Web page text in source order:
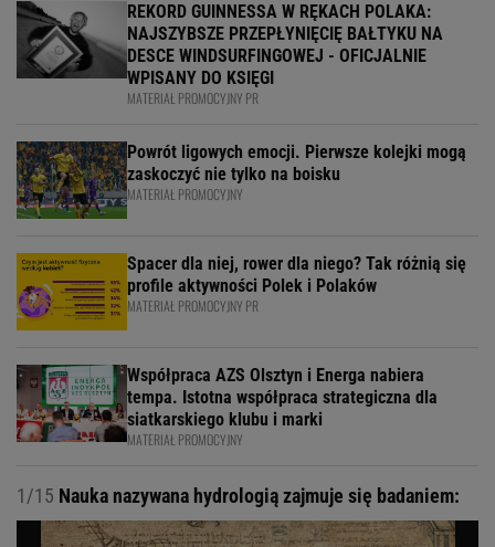
REKORD GUINNESSA W RĘKACH POLAKA:
NAJSZYBSZE PRZEPŁYNIĘCIĘ BAŁTYKU NA
DESCE WINDSURFINGOWEJ - OFICJALNIE
WPISANY DO KSIĘGI
MATERIAŁ PROMOCYJNY PR
Powrót ligowych emocji. Pierwsze kolejki mogą
zaskoczyć nie tylko na boisku
MATERIAŁ PROMOCYJNY
Spacer dla niej, rower dla niego? Tak różnią się
profile aktywności Polek i Polaków
MATERIAŁ PROMOCYJNY PR
Współpraca AZS Olsztyn i Energa nabiera
tempa. Istotna współpraca strategiczna dla
siatkarskiego klubu i marki
MATERIAŁ PROMOCYJNY
1/15 Nauka nazywana hydrologią zajmuje się badaniem: